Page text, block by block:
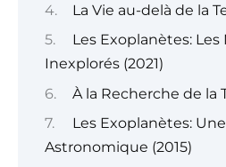
La Vie au-delà de la
Les Exoplanètes: Les
Inexplorés (2021)
À la Recherche de la
Les Exoplanètes:
Astronomique (2015)